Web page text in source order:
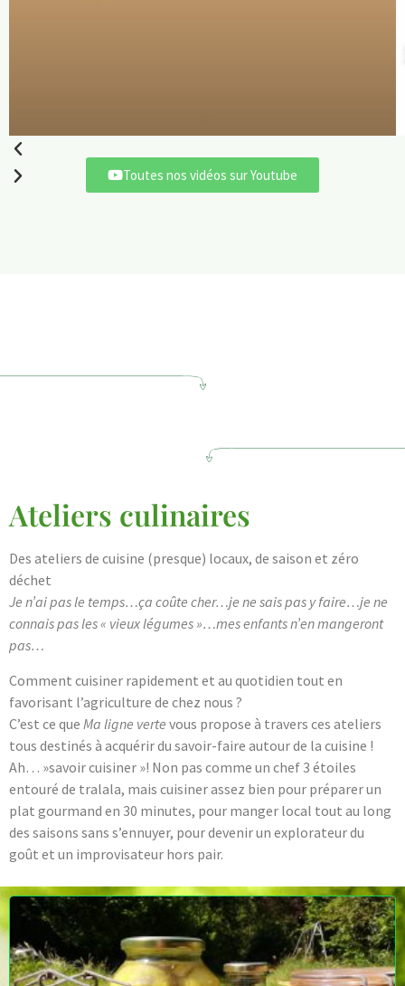
Toutes nos vidéos sur Youtube
Ateliers culinaires
Des ateliers de cuisine (presque) locaux, de saison et zéro
déchet
Je n’ai pas le temps…ça coûte cher…je ne sais pas y faire…je ne
connais pas les « vieux légumes »…mes enfants n’en mangeront
pas…
Comment cuisiner rapidement et au quotidien tout en
favorisant l’agriculture de chez nous ?
C’est ce que Ma ligne verte vous propose à travers ces ateliers
tous destinés à acquérir du savoir-faire autour de la cuisine !
Ah… »savoir cuisiner »! Non pas comme un chef 3 étoiles
entouré de tralala, mais cuisiner assez bien pour préparer un
plat gourmand en 30 minutes, pour manger local tout au long
des saisons sans s’ennuyer, pour devenir un explorateur du
goût et un improvisateur hors pair.